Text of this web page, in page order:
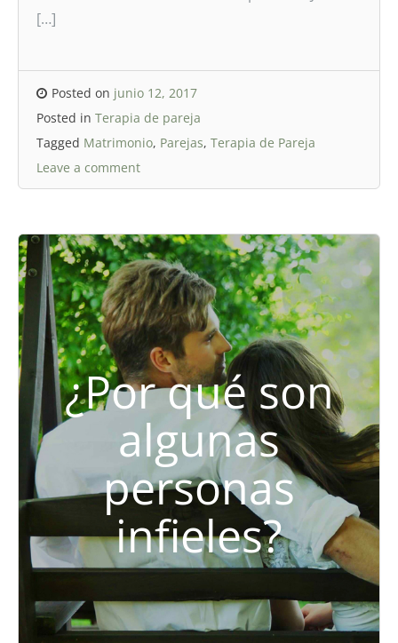
[…]
Posted on junio 12, 2017
Posted in Terapia de pareja
Tagged Matrimonio, Parejas, Terapia de Pareja
Leave a comment
¿Por qué son
algunas
personas
infieles?